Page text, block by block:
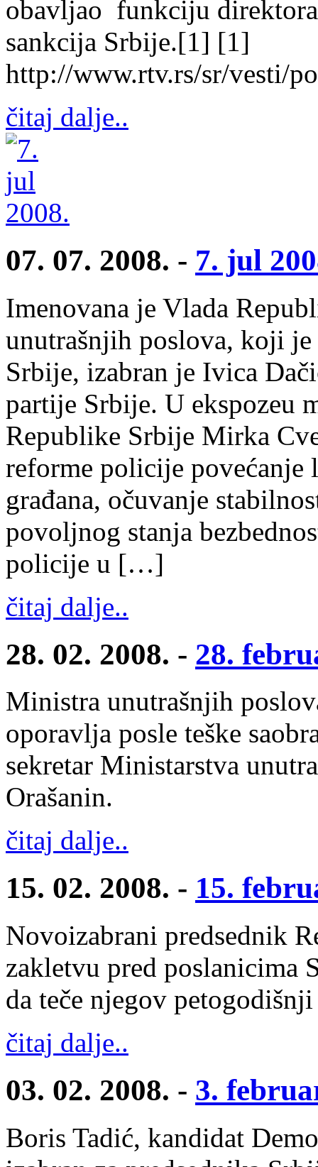
obavljao funkciju
sankcija Srbije.[1] [1]
http://www.rtv.rs/sr/vesti/
čitaj dalje..
07. 07. 2008. - 7. jul
Imenovana je Vlada
unutrašnjih poslova, koji
Srbije, izabran je Ivica
partije Srbije. U ekspozeu
Republike Srbije Mirka
reforme policije
građana, očuvanje
povoljnog stanja
policije u […]
čitaj dalje..
28. 02. 2008. - 28.
Ministra unutrašnjih
oporavlja posle teške
sekretar Ministarstva
Orašanin.
čitaj dalje..
15. 02. 2008. - 15.
Novoizabrani predsednik
zakletvu pred poslanicima
da teče njegov
čitaj dalje..
03. 02. 2008. - 3.
Boris Tadić, kandidat